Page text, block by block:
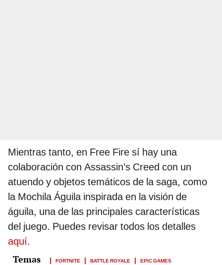
Mientras tanto, en Free Fire sí hay una
colaboración con Assassin’s Creed con un
atuendo y objetos temáticos de la saga, como
la Mochila Águila inspirada en la visión de
águila, una de las principales características
del juego. Puedes revisar todos los detalles
aquí.
FORTNITE BATTLE ROYALE
EPIC GAMES